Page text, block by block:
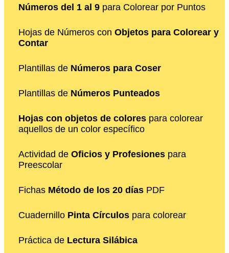
Números del 1 al 9 para Colorear por Puntos
Hojas de Números con Objetos para Colorear y
Contar
Plantillas de Números para Coser
Plantillas de Números Punteados
Hojas con objetos de colores para colorear
aquellos de un color específico
Actividad de Oficios y Profesiones para
Preescolar
Fichas Método de los 20 días PDF
Cuadernillo Pinta Círculos para colorear
Práctica de Lectura Silábica